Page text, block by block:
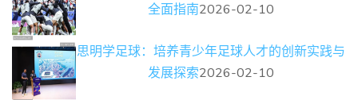
全面指南2026-02-10
思明学足球：培养青少年足球人才的创新实践与
发展探索2026-02-10